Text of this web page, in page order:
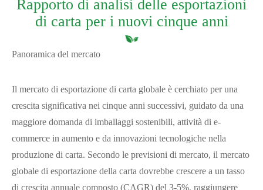
Rapporto di analisi delle esportazioni
di carta per i nuovi cinque anni
Panoramica del mercato
Il mercato di esportazione di carta globale è cerchiato per una
crescita significativa nei cinque anni successivi, guidato da una
maggiore domanda di imballaggi sostenibili, attività di e-
commerce in aumento e da innovazioni tecnologiche nella
produzione di carta. Secondo le previsioni di mercato, il mercato
globale di esportazione della carta dovrebbe crescere a un tasso
di crescita annuale composto (CAGR) del 3-5%, raggiungere